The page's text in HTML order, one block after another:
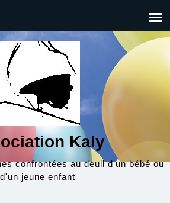
Kaly
confrontées au deuil d'un bébé ou
d'un jeune enfant